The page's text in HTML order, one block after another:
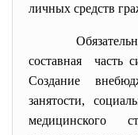
личных средств
составная часть
Создание
занятости,
медицинского